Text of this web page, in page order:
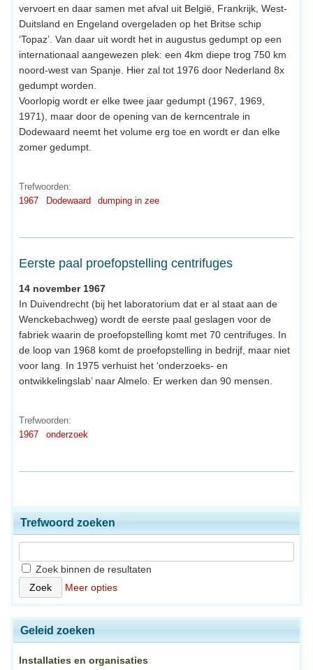
vervoert en daar samen met afval uit België, Frankrijk, West-
Duitsland en Engeland overgeladen op het Britse schip
‘Topaz’. Van daar uit wordt het in augustus gedumpt op een
internationaal aangewezen plek: een 4km diepe trog 750 km
noord-west van Spanje. Hier zal tot 1976 door Nederland 8x
gedumpt worden.
Voorlopig wordt er elke twee jaar gedumpt (1967, 1969,
1971), maar door de opening van de kerncentrale in
Dodewaard neemt het volume erg toe en wordt er dan elke
zomer gedumpt.
Trefwoorden:
1967
Dodewaard dumping in zee
Eerste paal proefopstelling centrifuges
14 november 1967
In Duivendrecht (bij het laboratorium dat er al staat aan de
Wenckebachweg) wordt de eerste paal geslagen voor de
fabriek waarin de proefopstelling komt met 70 centrifuges. In
de loop van 1968 komt de proefopstelling in bedrijf, maar niet
voor lang. In 1975 verhuist het ‘onderzoeks- en
ontwikkelingslab’ naar Almelo. Er werken dan 90 mensen.
Trefwoorden:
1967
onderzoek
Trefwoord zoeken
Zoek binnen de resultaten
Meer opties
Geleid zoeken
Installaties en organisaties